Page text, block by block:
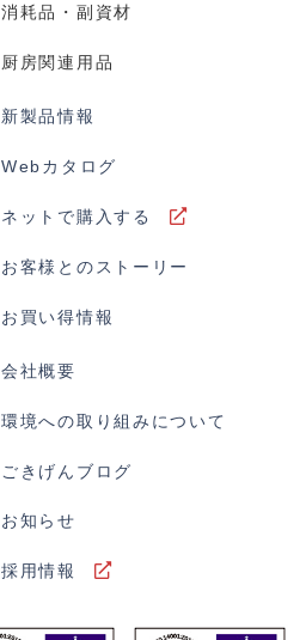
消耗品・副資材
厨房関連用品
新製品情報
Webカタログ
ネットで購入する
お客様とのストーリー
お買い得情報
会社概要
環境への取り組みについて
ごきげんブログ
お知らせ
採用情報